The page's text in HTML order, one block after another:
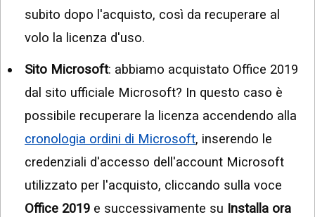
subito dopo l'acquisto, così da recuperare al
volo la licenza d'uso.
Sito Microsoft: abbiamo acquistato Office 2019
dal sito ufficiale Microsoft? In questo caso è
possibile recuperare la licenza accendendo alla
cronologia ordini di Microsoft, inserendo le
credenziali d'accesso dell'account Microsoft
utilizzato per l'acquisto, cliccando sulla voce
Office 2019 e successivamente su Installa ora